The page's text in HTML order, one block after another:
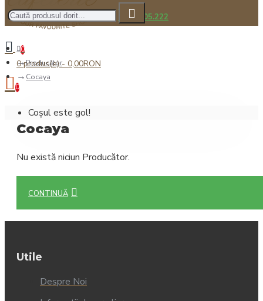
0722.505.222
0
0 produs(e) - 0,00RON
0
Coșul este gol!
Producător
Cocaya
Cocaya
Nu există niciun Producător.
CONTINUĂ
Utile
Despre Noi